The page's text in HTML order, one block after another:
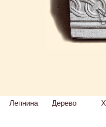
Лепнина Дерево